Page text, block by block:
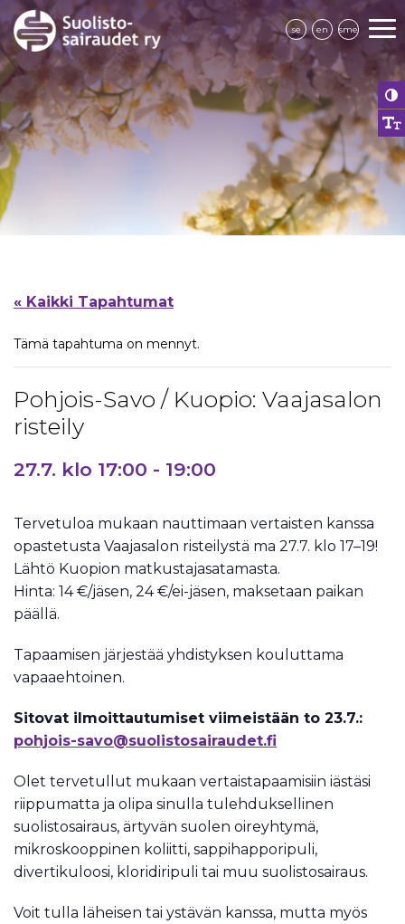
se en sme
« Kaikki Tapahtumat
Tämä tapahtuma on mennyt.
Pohjois-Savo / Kuopio: Vaajasalon
risteily
27.7. klo 17:00 - 19:00
Tervetuloa mukaan nauttimaan vertaisten kanssa
opastetusta Vaajasalon risteilystä ma 27.7. klo 17–19!
Lähtö Kuopion matkustajasatamasta.
Hinta: 14 €/jäsen, 24 €/ei-jäsen, maksetaan paikan
päällä.
Tapaamisen järjestää yhdistyksen kouluttama
vapaaehtoinen.
Sitovat ilmoittautumiset viimeistään to 23.7.:
pohjois-savo@suolistosairaudet.fi
Olet tervetullut mukaan vertaistapaamisiin iästäsi
riippumatta ja olipa sinulla tulehduksellinen
suolistosairaus, ärtyvän suolen oireyhtymä,
mikroskooppinen koliitti, sappihapporipuli,
divertikuloosi, kloridiripuli tai muu suolistosairaus.
Voit tulla läheisen tai ystävän kanssa, mutta myös